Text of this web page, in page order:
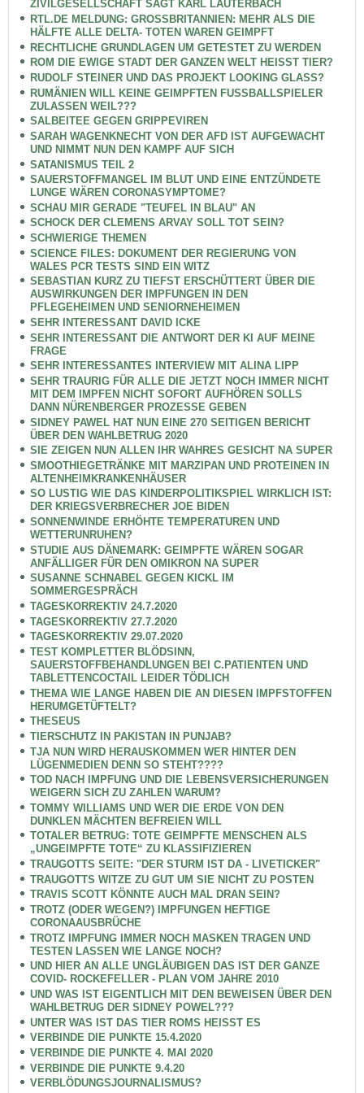
ZIVILGESELLSCHAFT SAGT KARL LAUTERBACH
RTL.DE MELDUNG: GROSSBRITANNIEN: MEHR ALS DIE
HÄLFTE ALLE DELTA- TOTEN WAREN GEIMPFT
RECHTLICHE GRUNDLAGEN UM GETESTET ZU WERDEN
ROM DIE EWIGE STADT DER GANZEN WELT HEISST TIER?
RUDOLF STEINER UND DAS PROJEKT LOOKING GLASS?
RUMÄNIEN WILL KEINE GEIMPFTEN FUSSBALLSPIELER
ZULASSEN WEIL???
SALBEITEE GEGEN GRIPPEVIREN
SARAH WAGENKNECHT VON DER AFD IST AUFGEWACHT
UND NIMMT NUN DEN KAMPF AUF SICH
SATANISMUS TEIL 2
SAUERSTOFFMANGEL IM BLUT UND EINE ENTZÜNDETE
LUNGE WÄREN CORONASYMPTOME?
SCHAU MIR GERADE "TEUFEL IN BLAU" AN
SCHOCK DER CLEMENS ARVAY SOLL TOT SEIN?
SCHWIERIGE THEMEN
SCIENCE FILES: DOKUMENT DER REGIERUNG VON
WALES PCR TESTS SIND EIN WITZ
SEBASTIAN KURZ ZU TIEFST ERSCHÜTTERT ÜBER DIE
AUSWIRKUNGEN DER IMPFUNGEN IN DEN
PFLEGEHEIMEN UND SENIORNEHEIMEN
SEHR INTERESSANT DAVID ICKE
SEHR INTERESSANT DIE ANTWORT DER KI AUF MEINE
FRAGE
SEHR INTERESSANTES INTERVIEW MIT ALINA LIPP
SEHR TRAURIG FÜR ALLE DIE JETZT NOCH IMMER NICHT
MIT DEM IMPFEN NICHT SOFORT AUFHÖREN SOLLS
DANN NÜRENBERGER PROZESSE GEBEN
SIDNEY PAWEL HAT NUN EINE 270 SEITIGEN BERICHT
ÜBER DEN WAHLBETRUG 2020
SIE ZEIGEN NUN ALLEN IHR WAHRES GESICHT NA SUPER
SMOOTHIEGETRÄNKE MIT MARZIPAN UND PROTEINEN IN
ALTENHEIMKRANKENHÄUSER
SO LUSTIG WIE DAS KINDERPOLITIKSPIEL WIRKLICH IST:
DER KRIEGSVERBRECHER JOE BIDEN
SONNENWINDE ERHÖHTE TEMPERATUREN UND
WETTERUNRUHEN?
STUDIE AUS DÄNEMARK: GEIMPFTE WÄREN SOGAR
ANFÄLLIGER FÜR DEN OMIKRON NA SUPER
SUSANNE SCHNABEL GEGEN KICKL IM
SOMMERGESPRÄCH
TAGESKORREKTIV 24.7.2020
TAGESKORREKTIV 27.7.2020
TAGESKORREKTIV 29.07.2020
TEST KOMPLETTER BLÖDSINN,
SAUERSTOFFBEHANDLUNGEN BEI C.PATIENTEN UND
TABLETTENCOCTAIL LEIDER TÖDLICH
THEMA WIE LANGE HABEN DIE AN DIESEN IMPFSTOFFEN
HERUMGETÜFTELT?
THESEUS
TIERSCHUTZ IN PAKISTAN IN PUNJAB?
TJA NUN WIRD HERAUSKOMMEN WER HINTER DEN
LÜGENMEDIEN DENN SO STEHT????
TOD NACH IMPFUNG UND DIE LEBENSVERSICHERUNGEN
WEIGERN SICH ZU ZAHLEN WARUM?
TOMMY WILLIAMS UND WER DIE ERDE VON DEN
DUNKLEN MÄCHTEN BEFREIEN WILL
TOTALER BETRUG: TOTE GEIMPFTE MENSCHEN ALS
„UNGEIMPFTE TOTE“ ZU KLASSIFIZIEREN
TRAUGOTTS SEITE: "DER STURM IST DA - LIVETICKER"
TRAUGOTTS WITZE ZU GUT UM SIE NICHT ZU POSTEN
TRAVIS SCOTT KÖNNTE AUCH MAL DRAN SEIN?
TROTZ (ODER WEGEN?) IMPFUNGEN HEFTIGE
CORONAAUSBRÜCHE
TROTZ IMPFUNG IMMER NOCH MASKEN TRAGEN UND
TESTEN LASSEN WIE LANGE NOCH?
UND HIER AN ALLE UNGLÄUBIGEN DAS IST DER GANZE
COVID- ROCKEFELLER - PLAN VOM JAHRE 2010
UND WAS IST EIGENTLICH MIT DEN BEWEISEN ÜBER DEN
WAHLBETRUG DER SIDNEY POWEL???
UNTER WAS IST DAS TIER ROMS HEISST ES
VERBINDE DIE PUNKTE 15.4.2020
VERBINDE DIE PUNKTE 4. MAI 2020
VERBINDE DIE PUNKTE 9.4.20
VERBLÖDUNGSJOURNALISMUS?